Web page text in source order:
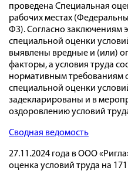
проведена Специальная
рабочих местах
ФЗ). Согласно заключениям
специальной оценки
выявлены вредные и (или)
факторы, а условия труда
нормативным требованиям
специальной оценки
задекларированы и в
оздоровлению условий
Сводная ведомость
27.11.2024 года в ООО
оценка условий труда на